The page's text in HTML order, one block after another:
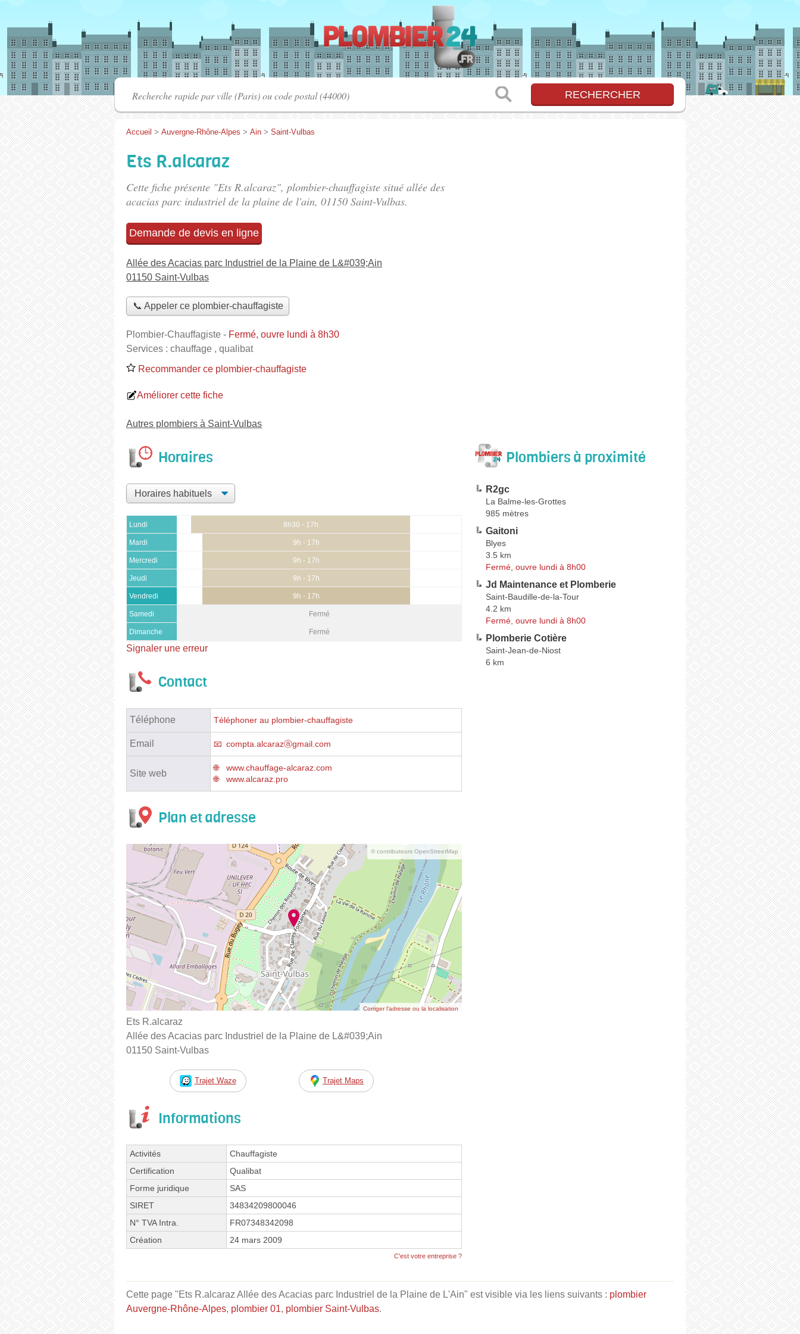
Accueil > Auvergne-Rhône-Alpes > Ain > Saint-Vulbas
Ets R.alcaraz
Cette fiche présente "Ets R.alcaraz", plombier-chauffagiste situé allée des
acacias parc industriel de la plaine de l'ain, 01150 Saint-Vulbas.
Demande de devis en ligne
Allée des Acacias parc Industriel de la Plaine de L&#039;Ain
01150 Saint-Vulbas
📞 Appeler ce plombier-chauffagiste
Plombier-Chauffagiste - Fermé, ouvre lundi à 8h30
Services : chauffage , qualibat
Recommander ce plombier-chauffagiste
Améliorer cette fiche
Autres plombiers à Saint-Vulbas
Horaires
Lundi 8h30 - 17h
Mardi 9h - 17h
Mercredi 9h - 17h
Jeudi 9h - 17h
Vendredi 9h - 17h
Samedi Fermé
Dimanche Fermé
Signaler une erreur
Contact
Téléphone Téléphoner au plombier-chauffagiste
Email compta.alcarazⓐgmail.com
Site web
www.chauffage-alcaraz.com
www.alcaraz.pro
Plan et adresse
© contributeurs OpenStreetMap
Corriger l’adresse ou la localisation
Ets R.alcaraz
Allée des Acacias parc Industriel de la Plaine de L&#039;Ain
01150 Saint-Vulbas
Trajet Waze Trajet Maps
Informations
Activités
Chauffagiste
Certification
Qualibat
Forme juridique
SAS
SIRET
34834209800046
N° TVA Intra.
FR07348342098
Création
24 mars 2009
C'est votre entreprise ?
Plombiers à proximité
R2gc
La Balme-les-Grottes
985 mètres
Gaitoni
Blyes
3.5 km
Fermé, ouvre lundi à 8h00
Jd Maintenance et Plomberie
Saint-Baudille-de-la-Tour
4.2 km
Fermé, ouvre lundi à 8h00
Plomberie Cotière
Saint-Jean-de-Niost
6 km
Cette page "Ets R.alcaraz Allée des Acacias parc Industriel de la Plaine de L'Ain" est visible via les liens suivants : plombier
Auvergne-Rhône-Alpes, plombier 01, plombier Saint-Vulbas.